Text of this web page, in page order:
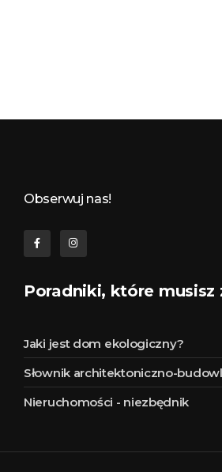
Obserwuj nas!
Poradniki, które musisz
Jaki jest dom ekologiczny?
Słownik architektoniczno-
Nieruchomości - niezbędnik